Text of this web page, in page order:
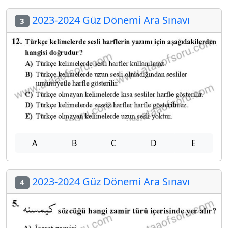
3 2023-2024 Güz Dönemi Ara Sınavı
A B C D E
4 2023-2024 Güz Dönemi Ara Sınavı